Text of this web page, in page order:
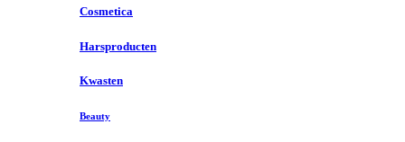
Cosmetica
Harsproducten
Kwasten
Beauty